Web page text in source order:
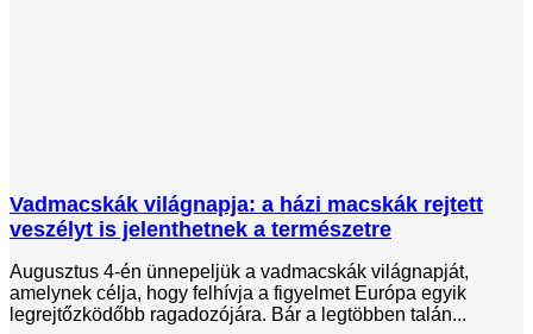
Vadmacskák világnapja: a házi macskák rejtett
veszélyt is jelenthetnek a természetre
Augusztus 4-én ünnepeljük a vadmacskák világnapját,
amelynek célja, hogy felhívja a figyelmet Európa egyik
legrejtőzködőbb ragadozójára. Bár a legtöbben talán...